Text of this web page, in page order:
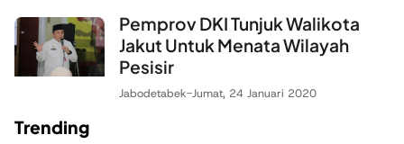
Pemprov DKI Tunjuk Walikota
Jakut Untuk Menata Wilayah
Pesisir
Jabodetabek-Jumat, 24 Januari 2020
Trending